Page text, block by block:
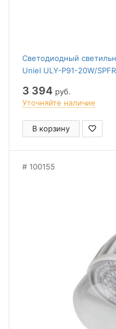
Светодиодный
Uniel ULY-P91-20W/
3 394 руб.
Уточняйте наличие
В корзину
100155